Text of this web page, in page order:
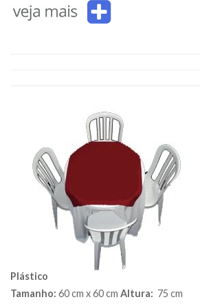
Plástico
Tamanho: 60 cm x 60 cm Altura: 75 cm